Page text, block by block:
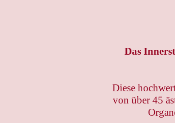
Das
Diese
von über 45